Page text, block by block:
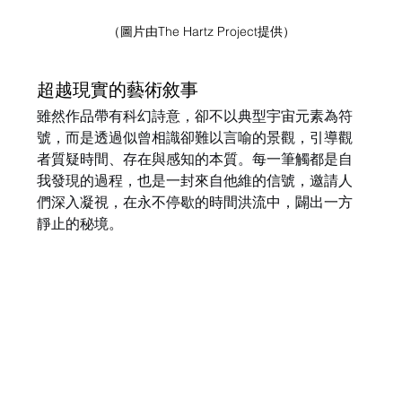
（圖片由The Hartz Project提供）
超越現實的藝術敘事
雖然作品帶有科幻詩意，卻不以典型宇宙元素為符
號，而是透過似曾相識卻難以言喻的景觀，引導觀
者質疑時間、存在與感知的本質。每一筆觸都是自
我發現的過程，也是一封來自他維的信號，邀請人
們深入凝視，在永不停歇的時間洪流中，闢出一方
靜止的秘境。